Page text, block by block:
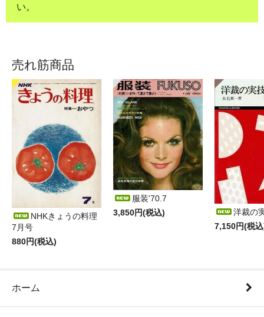
い。
売れ筋商品
NHKきょうの料理
7月号
880円(税込)
服装'70.7
3,850円(税込)
洋裁の
7,150円(税
ホーム